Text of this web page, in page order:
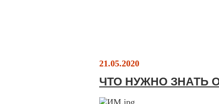
21.05.2020
ЧТО НУЖНО ЗНАТЬ